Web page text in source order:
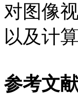
对图像
以及计
参考文献